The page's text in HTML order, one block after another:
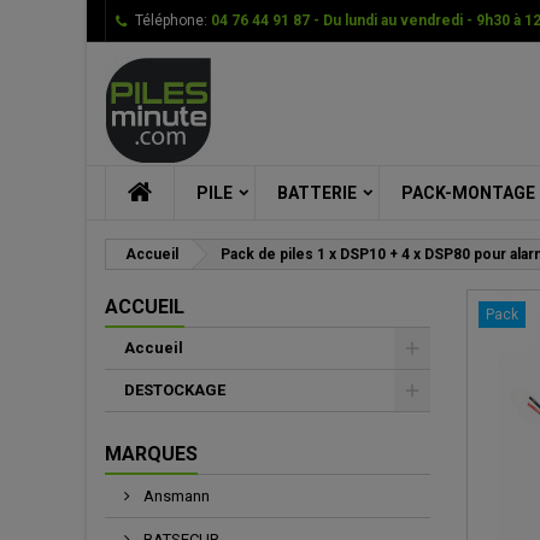
Téléphone: 04 76 44 91 87 - Du lundi au vendredi - 9h30 à
PILE BATTERIE PACK-MONTAGE
Accueil Pack de piles 1 x DSP10 + 4 x DSP80 pour
ACCUEIL
Accueil
DESTOCKAGE
MARQUES
Ansmann
Pack